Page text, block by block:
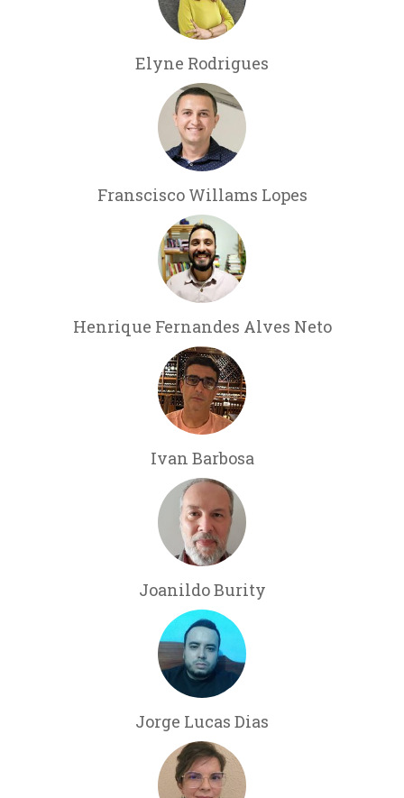
Elyne Rodrigues
Franscisco Willams Lopes
Henrique Fernandes Alves Neto
Ivan Barbosa
Joanildo Burity
Jorge Lucas Dias